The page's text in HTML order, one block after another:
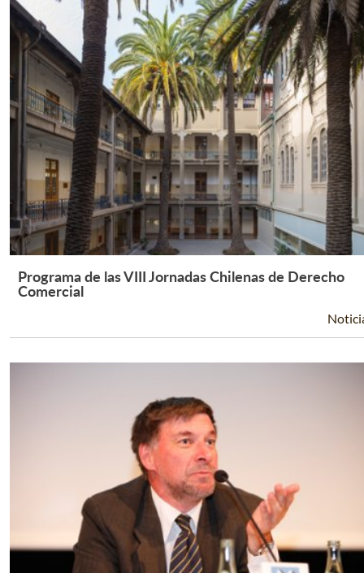
Leer Más +
Programa de las VIII Jornadas Chilenas de Derecho
Comercial